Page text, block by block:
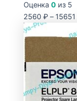
Оценка 0 из 5
2560 ₽ – 15651